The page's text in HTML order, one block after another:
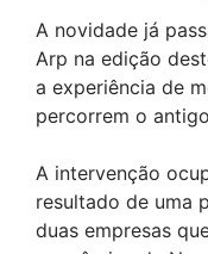
A novidade já
Arp na edição
a experiência de
percorrem o
A intervenção
resultado de uma
duas empresas